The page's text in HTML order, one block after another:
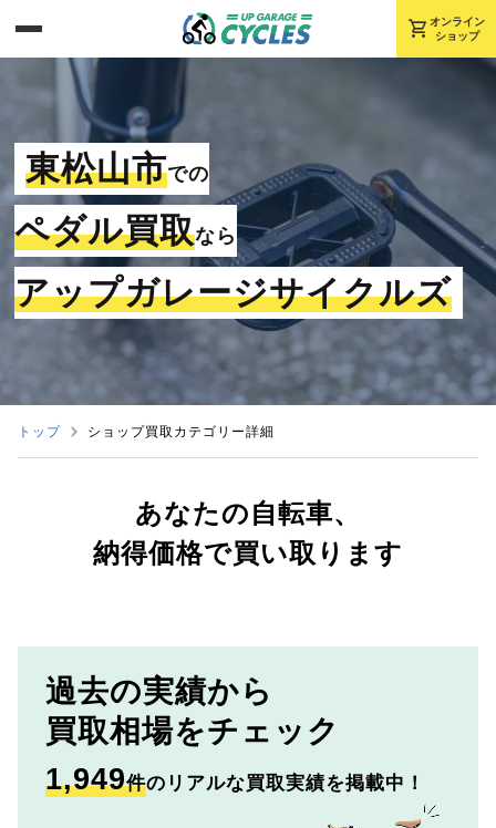
shopping_cart オンライン
ショップ
東松山市での
ペダル買取なら
アップガレージサイクルズ
トップ ショップ買取カテゴリー詳細
あなたの自転車、
納得価格で買い取ります
過去の実績から
買取相場をチェック
1,949件のリアルな買取実績を掲載中！